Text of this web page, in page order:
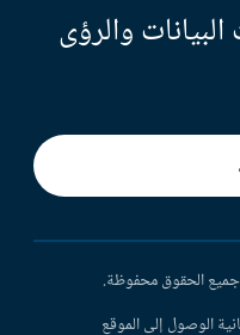
والرؤى
الوصول إلى الموقع